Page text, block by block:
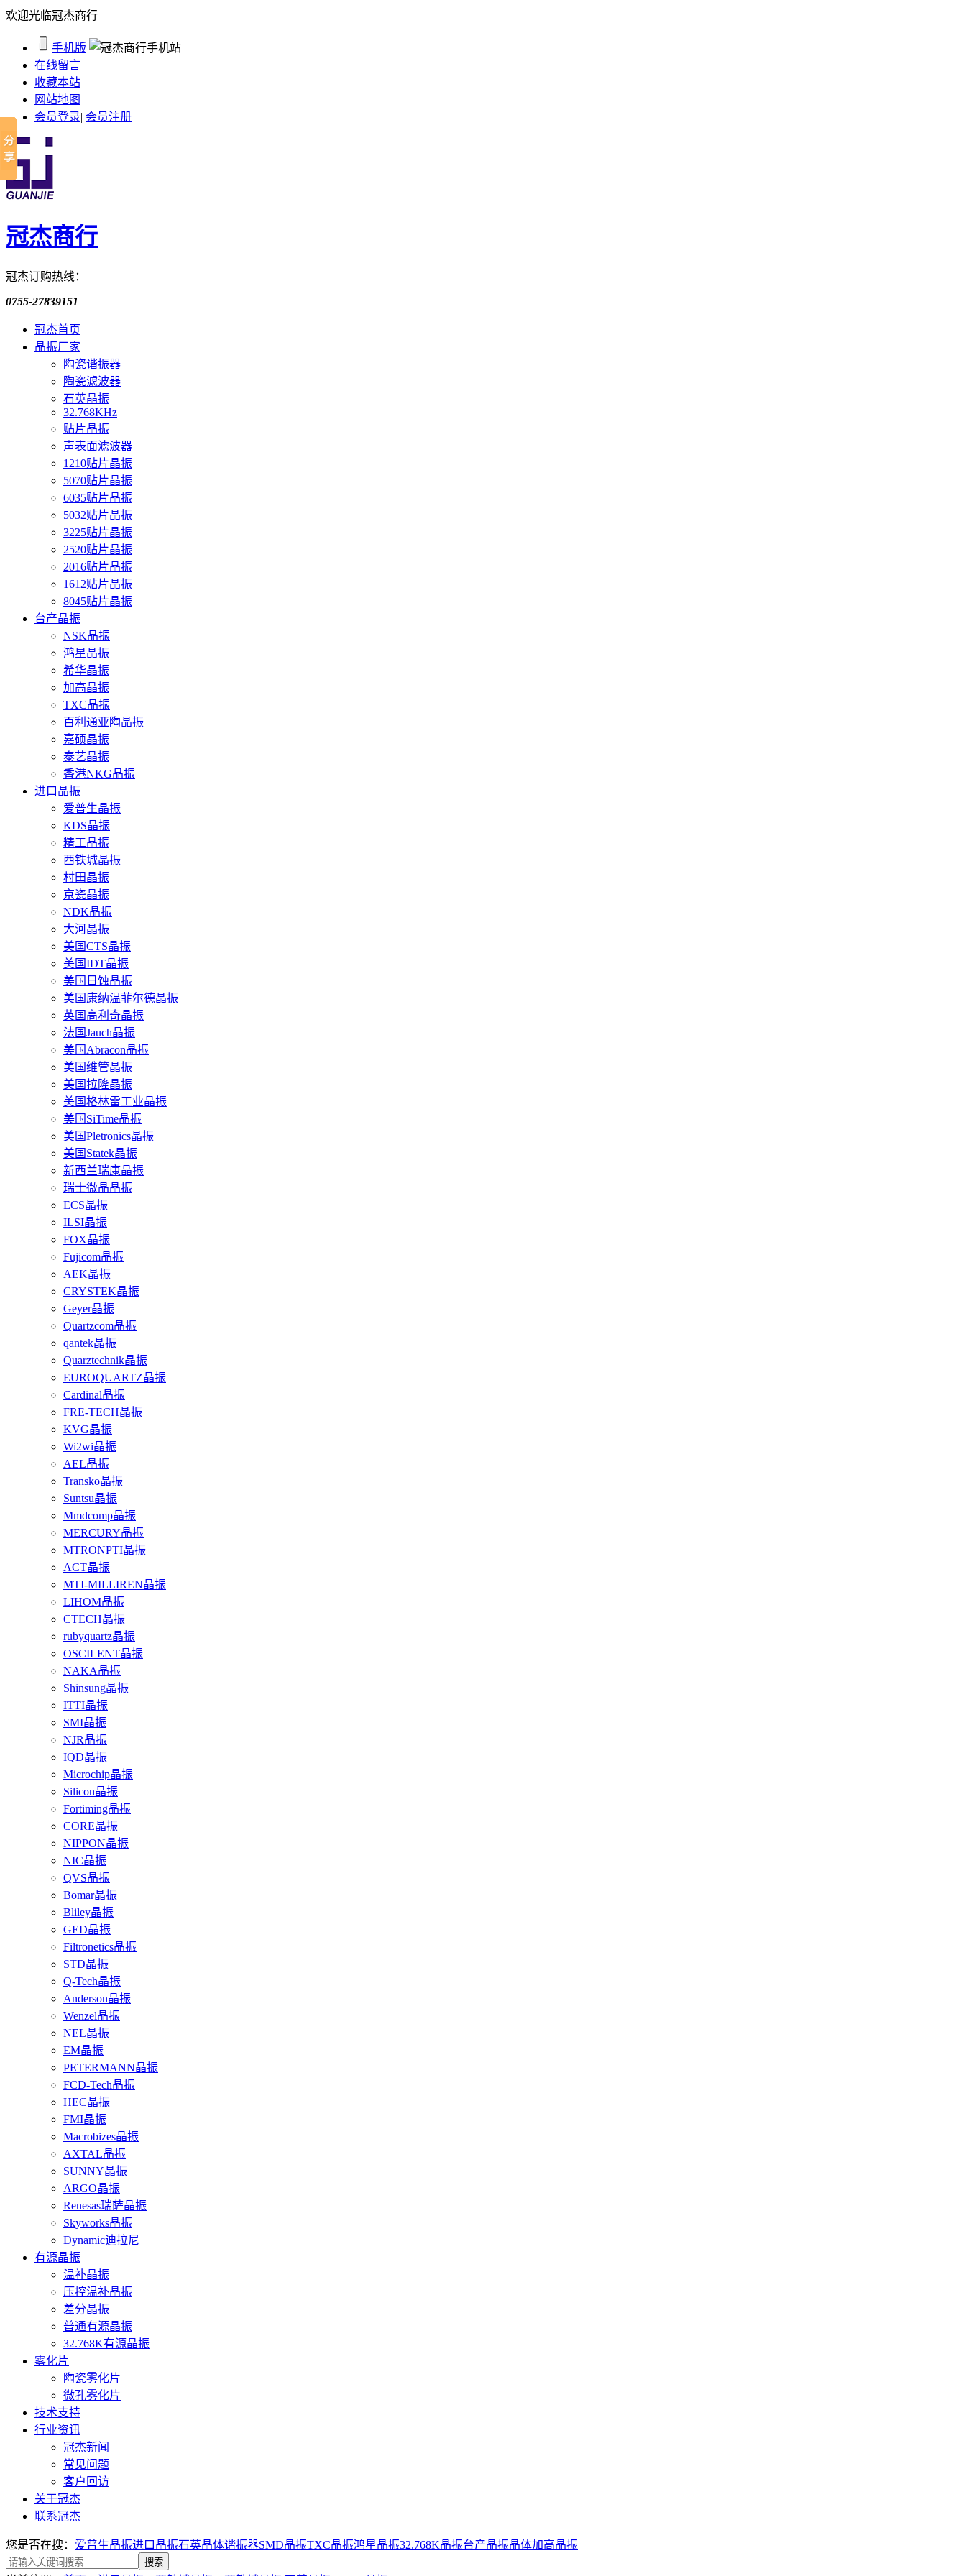
欢迎光临冠杰商行
手机版
在线留言
收藏本站
网站地图
会员登录| 会员注册
冠杰商行
冠杰订购热线：
0755-27839151
冠杰首页
晶振厂家
陶瓷谐振器
陶瓷滤波器
石英晶振
32.768KHz
贴片晶振
声表面滤波器
1210贴片晶振
5070贴片晶振
6035贴片晶振
5032贴片晶振
3225贴片晶振
2520贴片晶振
2016贴片晶振
1612贴片晶振
8045贴片晶振
台产晶振
NSK晶振
鸿星晶振
希华晶振
加高晶振
TXC晶振
百利通亚陶晶振
嘉硕晶振
泰艺晶振
香港NKG晶振
进口晶振
爱普生晶振
KDS晶振
精工晶振
西铁城晶振
村田晶振
京瓷晶振
NDK晶振
大河晶振
美国CTS晶振
美国IDT晶振
美国日蚀晶振
美国康纳温菲尔德晶振
英国高利奇晶振
法国Jauch晶振
美国Abracon晶振
美国维管晶振
美国拉隆晶振
美国格林雷工业晶振
美国SiTime晶振
美国Pletronics晶振
美国Statek晶振
新西兰瑞康晶振
瑞士微晶晶振
ECS晶振
ILSI晶振
FOX晶振
Fujicom晶振
AEK晶振
CRYSTEK晶振
Geyer晶振
Quartzcom晶振
qantek晶振
Quarztechnik晶振
EUROQUARTZ晶振
Cardinal晶振
FRE-TECH晶振
KVG晶振
Wi2wi晶振
AEL晶振
Transko晶振
Suntsu晶振
Mmdcomp晶振
MERCURY晶振
MTRONPTI晶振
ACT晶振
MTI-MILLIREN晶振
LIHOM晶振
CTECH晶振
rubyquartz晶振
OSCILENT晶振
NAKA晶振
Shinsung晶振
ITTI晶振
SMI晶振
NJR晶振
IQD晶振
Microchip晶振
Silicon晶振
Fortiming晶振
CORE晶振
NIPPON晶振
NIC晶振
QVS晶振
Bomar晶振
Bliley晶振
GED晶振
Filtronetics晶振
STD晶振
Q-Tech晶振
Anderson晶振
Wenzel晶振
NEL晶振
EM晶振
PETERMANN晶振
FCD-Tech晶振
HEC晶振
FMI晶振
Macrobizes晶振
AXTAL晶振
SUNNY晶振
ARGO晶振
Renesas瑞萨晶振
Skyworks晶振
Dynamic迪拉尼
有源晶振
温补晶振
压控温补晶振
差分晶振
普通有源晶振
32.768K有源晶振
雾化片
陶瓷雾化片
微孔雾化片
技术支持
行业资讯
冠杰新闻
常见问题
客户回访
关于冠杰
联系冠杰
您是否在搜： 爱普生晶振进口晶振石英晶体谐振器SMD晶振TXC晶振鸿星晶振32.768K晶振台产晶振晶体加高晶振